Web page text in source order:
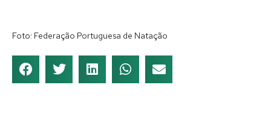
Foto: Federação Portuguesa de Natação